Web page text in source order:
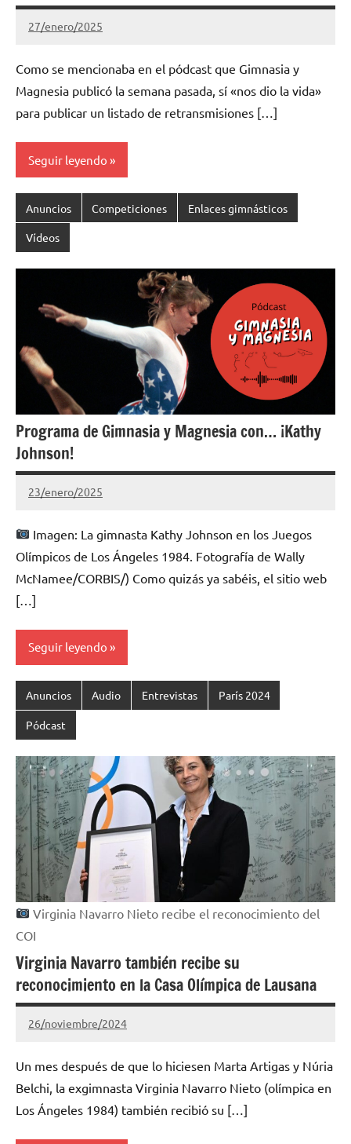
27/enero/2025
Gimnastas.net
No
comentarios
Como se mencionaba en el pódcast que Gimnasia y
Magnesia publicó la semana pasada, sí «nos dio la vida»
para publicar un listado de retransmisiones […]
Seguir leyendo
Anuncios Competiciones Enlaces gimnásticos
Vídeos
Programa de Gimnasia y Magnesia con… ¡Kathy
Johnson!
23/enero/2025
Gimnastas.net
No
comentarios
Imagen: La gimnasta Kathy Johnson en los Juegos
Olímpicos de Los Ángeles 1984. Fotografía de Wally
McNamee/CORBIS/) Como quizás ya sabéis, el sitio web
[…]
Seguir leyendo
Anuncios Audio Entrevistas París 2024
Pódcast
Virginia Navarro Nieto recibe el reconocimiento del
COI
Virginia Navarro también recibe su
reconocimiento en la Casa Olímpica de Lausana
26/noviembre/2024
Gimnastas.net
No
comentarios
Un mes después de que lo hiciesen Marta Artigas y Núria
Belchi, la exgimnasta Virginia Navarro Nieto (olímpica en
Los Ángeles 1984) también recibió su […]